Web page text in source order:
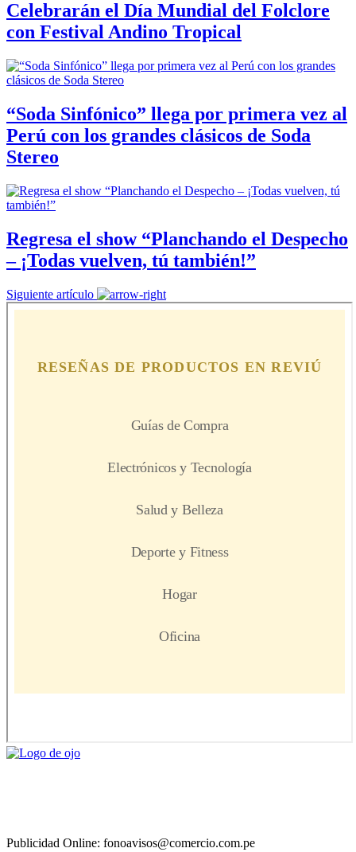
Celebrarán el Día Mundial del Folclore
con Festival Andino Tropical
“Soda Sinfónico” llega por primera vez al
Perú con los grandes clásicos de Soda
Stereo
Regresa el show “Planchando el Despecho
– ¡Todas vuelven, tú también!”
Siguiente artículo
Publicidad Online: fonoavisos@comercio.com.pe